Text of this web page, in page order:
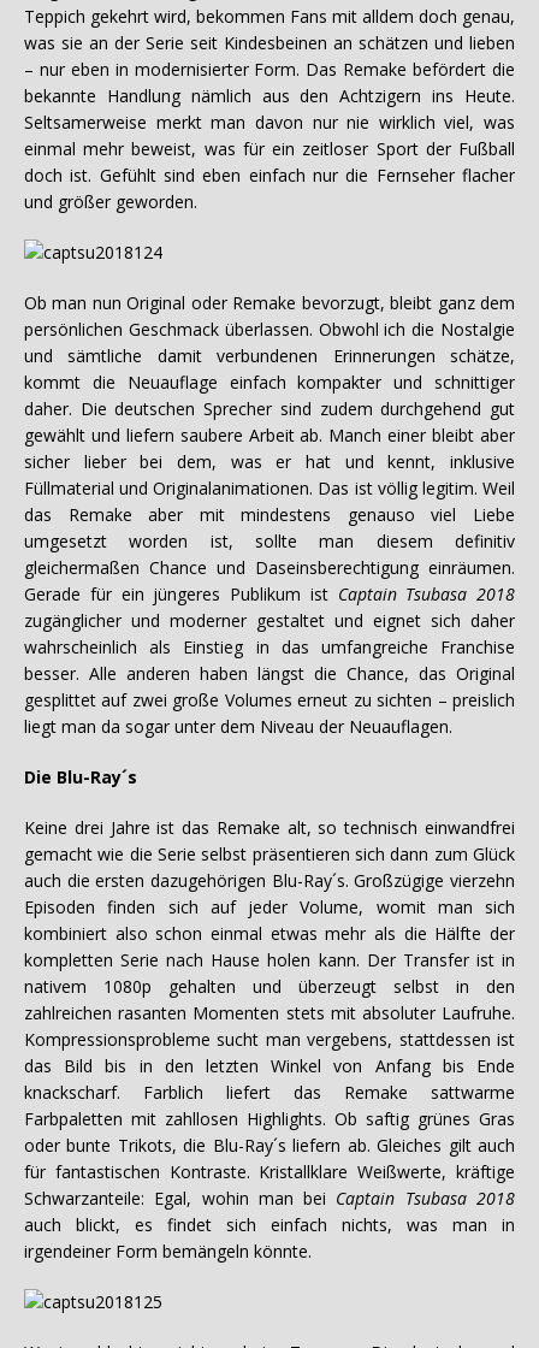
Teppich gekehrt wird, bekommen Fans mit alldem doch genau,
was sie an der Serie seit Kindesbeinen an schätzen und lieben
– nur eben in modernisierter Form. Das Remake befördert die
bekannte Handlung nämlich aus den Achtzigern ins Heute.
Seltsamerweise merkt man davon nur nie wirklich viel, was
einmal mehr beweist, was für ein zeitloser Sport der Fußball
doch ist. Gefühlt sind eben einfach nur die Fernseher flacher
und größer geworden.
Ob man nun Original oder Remake bevorzugt, bleibt ganz dem
persönlichen Geschmack überlassen. Obwohl ich die Nostalgie
und sämtliche damit verbundenen Erinnerungen schätze,
kommt die Neuauflage einfach kompakter und schnittiger
daher. Die deutschen Sprecher sind zudem durchgehend gut
gewählt und liefern saubere Arbeit ab. Manch einer bleibt aber
sicher lieber bei dem, was er hat und kennt, inklusive
Füllmaterial und Originalanimationen. Das ist völlig legitim. Weil
das Remake aber mit mindestens genauso viel Liebe
umgesetzt worden ist, sollte man diesem definitiv
gleichermaßen Chance und Daseinsberechtigung einräumen.
Gerade für ein jüngeres Publikum ist Captain Tsubasa 2018
zugänglicher und moderner gestaltet und eignet sich daher
wahrscheinlich als Einstieg in das umfangreiche Franchise
besser. Alle anderen haben längst die Chance, das Original
gesplittet auf zwei große Volumes erneut zu sichten – preislich
liegt man da sogar unter dem Niveau der Neuauflagen.
Die Blu-Ray´s
Keine drei Jahre ist das Remake alt, so technisch einwandfrei
gemacht wie die Serie selbst präsentieren sich dann zum Glück
auch die ersten dazugehörigen Blu-Ray´s. Großzügige vierzehn
Episoden finden sich auf jeder Volume, womit man sich
kombiniert also schon einmal etwas mehr als die Hälfte der
kompletten Serie nach Hause holen kann. Der Transfer ist in
nativem 1080p gehalten und überzeugt selbst in den
zahlreichen rasanten Momenten stets mit absoluter Laufruhe.
Kompressionsprobleme sucht man vergebens, stattdessen ist
das Bild bis in den letzten Winkel von Anfang bis Ende
knackscharf. Farblich liefert das Remake sattwarme
Farbpaletten mit zahllosen Highlights. Ob saftig grünes Gras
oder bunte Trikots, die Blu-Ray´s liefern ab. Gleiches gilt auch
für fantastischen Kontraste. Kristallklare Weißwerte, kräftige
Schwarzanteile: Egal, wohin man bei Captain Tsubasa 2018
auch blickt, es findet sich einfach nichts, was man in
irgendeiner Form bemängeln könnte.